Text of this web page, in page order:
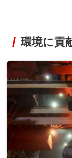
環境に貢